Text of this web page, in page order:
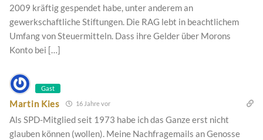
2009 kräftig gespendet habe, unter anderem an
gewerkschaftliche Stiftungen. Die RAG lebt in beachtlichem
Umfang von Steuermitteln. Dass ihre Gelder über Morons
Konto bei […]
Gast
Martin Kies 16 Jahre vor
Als SPD-Mitglied seit 1973 habe ich das Ganze erst nicht
glauben können (wollen). Meine Nachfragemails an Genosse